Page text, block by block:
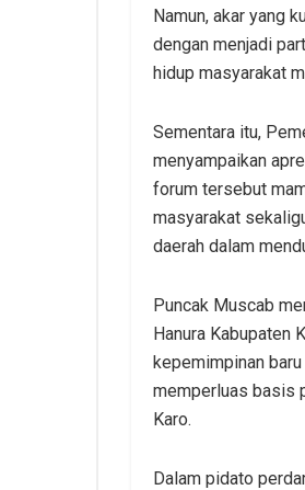
Namun, akar yang
dengan menjadi
hidup masyarakat
Sementara itu,
menyampaikan
forum tersebut
masyarakat
daerah dalam
Puncak Muscab
Hanura Kabupaten
kepemimpinan
memperluas basis
Karo.
Dalam pidato